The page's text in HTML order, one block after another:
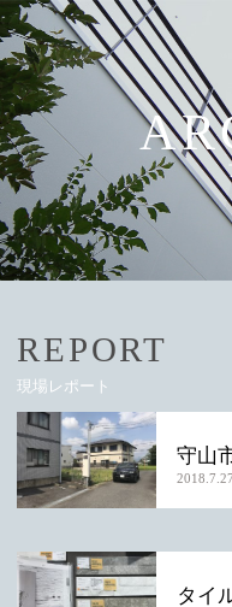
REPORT
現場レポート
守山
2018.7.27
タイ